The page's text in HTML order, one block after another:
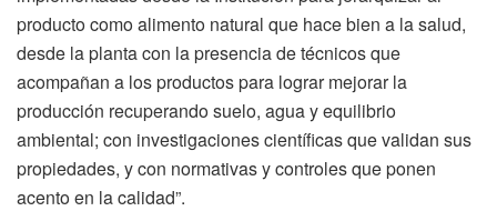
producto como alimento natural que hace bien a la salud,
desde la planta con la presencia de técnicos que
acompañan a los productos para lograr mejorar la
producción recuperando suelo, agua y equilibrio
ambiental; con investigaciones científicas que validan sus
propiedades, y con normativas y controles que ponen
acento en la calidad”.